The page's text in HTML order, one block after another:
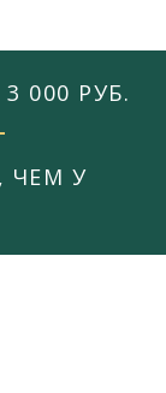
000 РУБ.
ЧЕМ У